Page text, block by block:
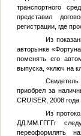
транспортного
представил
регистрации, где
Из
авторынке
поменять его
выпуска, «ключ на
Свидетель
приобрел за
CRUISER, 2008
Из
ДД.ММ.ГГГГг
переоформлять